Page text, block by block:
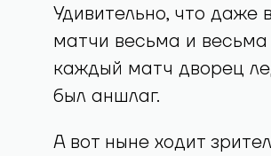
Удивительно, что даже
матчи весьма и весьма
каждый матч дворец
был аншлаг.
А вот ныне ходит